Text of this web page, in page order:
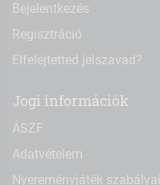
Bejelentkezés
Regisztráció
Elfelejtetted jelszavad?
Jogi információk
ÁSZF
Adatvételem
Nyereményjáték szabályai